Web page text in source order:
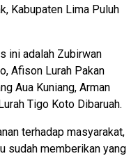
Kabupaten Lima Puluh
ini adalah Zubirwan
Afison Lurah Pakan
Aua Kuniang, Arman
Tigo Koto Dibaruah.
terhadap masyarakat,
sudah memberikan yang